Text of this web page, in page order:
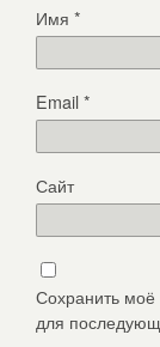
Имя *
Email*
Сайт
Сохранить моё
для